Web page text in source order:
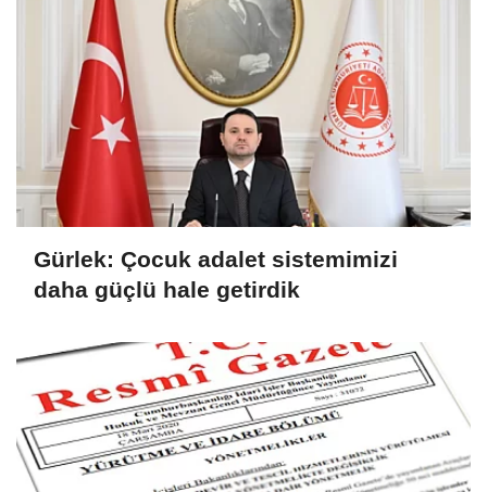
Gürlek: Çocuk adalet sistemimizi
daha güçlü hale getirdik